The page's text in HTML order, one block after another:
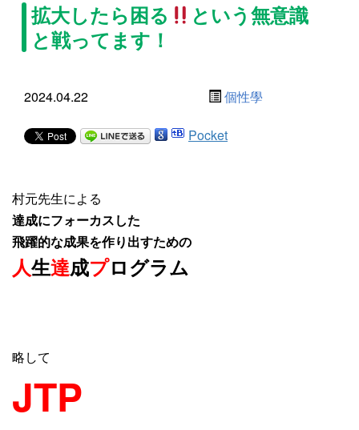
拡大したら困る
という無意識
と戦ってます！
2024.04.22 個性學
Pocket
村元先生による
達成にフォーカスした
飛躍的な成果を作り出すための
人生達成プログラム
略して
JTP